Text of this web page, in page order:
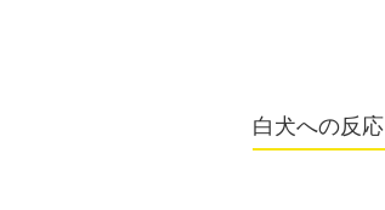
白犬への反応